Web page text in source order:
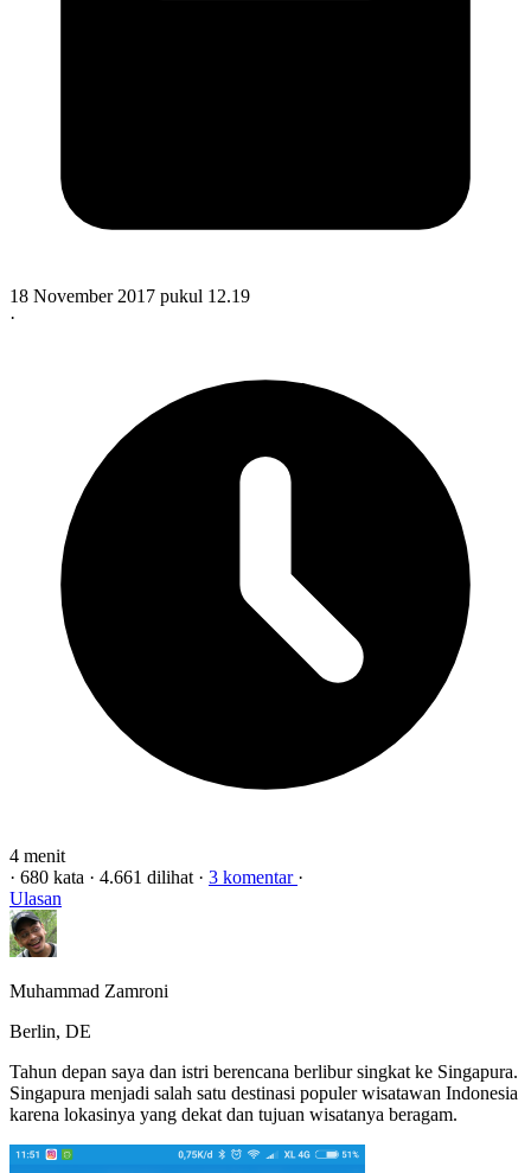
18 November 2017 pukul 12.19
·
4 menit
· 680 kata · 4.661 dilihat · 3 komentar ·
Ulasan
Muhammad Zamroni
Berlin, DE
Tahun depan saya dan istri berencana berlibur singkat ke Singapura.
Singapura menjadi salah satu destinasi populer wisatawan Indonesia
karena lokasinya yang dekat dan tujuan wisatanya beragam.